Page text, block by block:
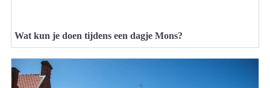
Wat kun je doen tijdens een dagje Mons?